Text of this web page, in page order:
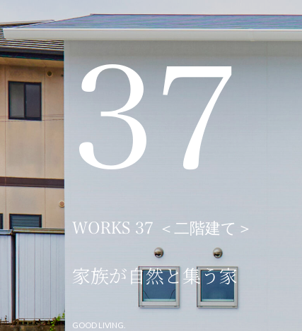
37
WORKS 37 ＜二階建て＞
家族が自然と集う家
GOOD LIVING.